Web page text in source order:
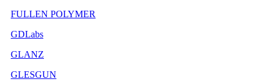
FULLEN POLYMER
GDLabs
GLANZ
GLESGUN